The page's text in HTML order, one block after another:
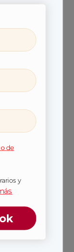
allá de la
vivirás
las
de
calidad
de
docentes
crean
en un
en
de
y